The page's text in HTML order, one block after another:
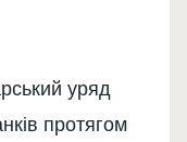
уряд
протягом